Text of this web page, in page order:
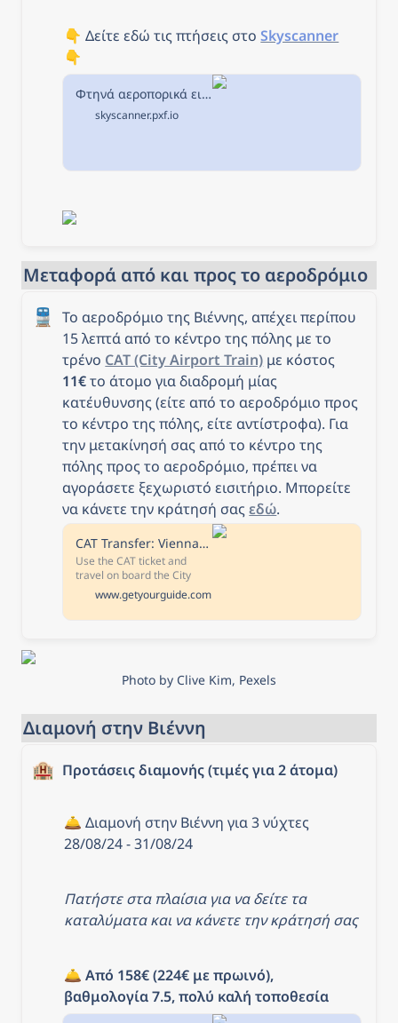
👇 Δείτε εδώ τις πτήσεις στο Skyscanner
👇
Φτηνά αεροπορικά εισιτήρια από Αθήνα προς Βιέννη στην Skyscanner
skyscanner.pxf.io
Μεταφορά από και προς το αεροδρόμιο
🚆
Το αεροδρόμιο της Βιέννης, απέχει περίπου
15 λεπτά από το κέντρο της πόλης με το
τρένο CAT (City Airport Train)
11€ το άτομο για διαδρομή μίας
κατέυθυνσης (είτε από το αεροδρόμιο προς
το κέντρο της πόλης, είτε αντίστροφα). Για
την μετακίνησή σας από το κέντρο της
πόλης προς το αεροδρόμιο, πρέπει να
αγοράσετε ξεχωριστό εισιτήριο. Μπορείτε
να κάνετε την κράτησή σας εδώ.
CAT Transfer: Vienna Airport – Wien Mitte
Use the CAT ticket and
travel on board the City
Airport Train between
Vienna Airport and the city
centre. Travel with the CAT
www.getyourguide.com
Photo by Clive Kim, Pexels
Διαμονή στην Βιέννη
🏨 Προτάσεις διαμονής (τιμές για 2 άτομα)
🛎️ Διαμονή στην Βιέννη για 3 νύχτες
28/08/24 - 31/08/24
Πατήστε στα πλαίσια για να δείτε τα
καταλύματα και να κάνετε την κράτησή σας
🛎️ Από 158€ (224€ με πρωινό),
βαθμολογία 7.5, πολύ καλή τοποθεσία